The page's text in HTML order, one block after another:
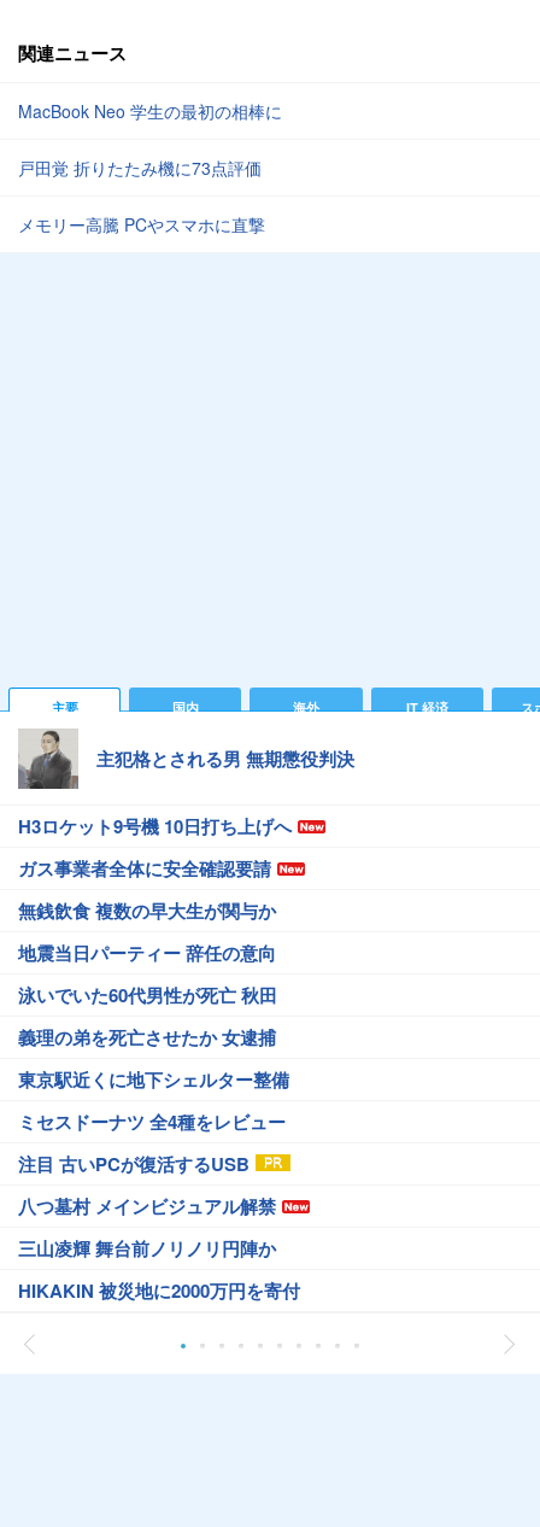
関連ニュース
MacBook Neo 学生の最初の相棒に
戸田覚 折りたたみ機に73点評価
メモリー高騰 PCやスマホに直撃
主要 国内 海外 IT 経済 ス
主犯格とされる男 無期懲役判決
H3ロケット9号機 10日打ち上げへ
ガス事業者全体に安全確認要請
無銭飲食 複数の早大生が関与か
地震当日パーティー 辞任の意向
泳いでいた60代男性が死亡 秋田
義理の弟を死亡させたか 女逮捕
東京駅近くに地下シェルター整備
ミセスドーナツ 全4種をレビュー
注目 古いPCが復活するUSB
八つ墓村 メインビジュアル解禁
三山凌輝 舞台前ノリノリ円陣か
HIKAKIN 被災地に2000万円を寄付